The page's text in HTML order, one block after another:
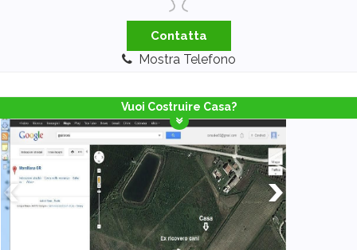
Contatta
Mostra Telefono
Vuoi Costruire Casa?